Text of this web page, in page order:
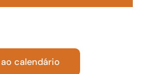
calendário